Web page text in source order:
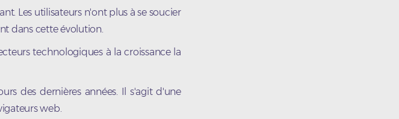
Les utilisateurs n'ont plus à se soucier
dans cette évolution.
technologiques à la croissance la
des dernières années. Il s'agit d'une
web.